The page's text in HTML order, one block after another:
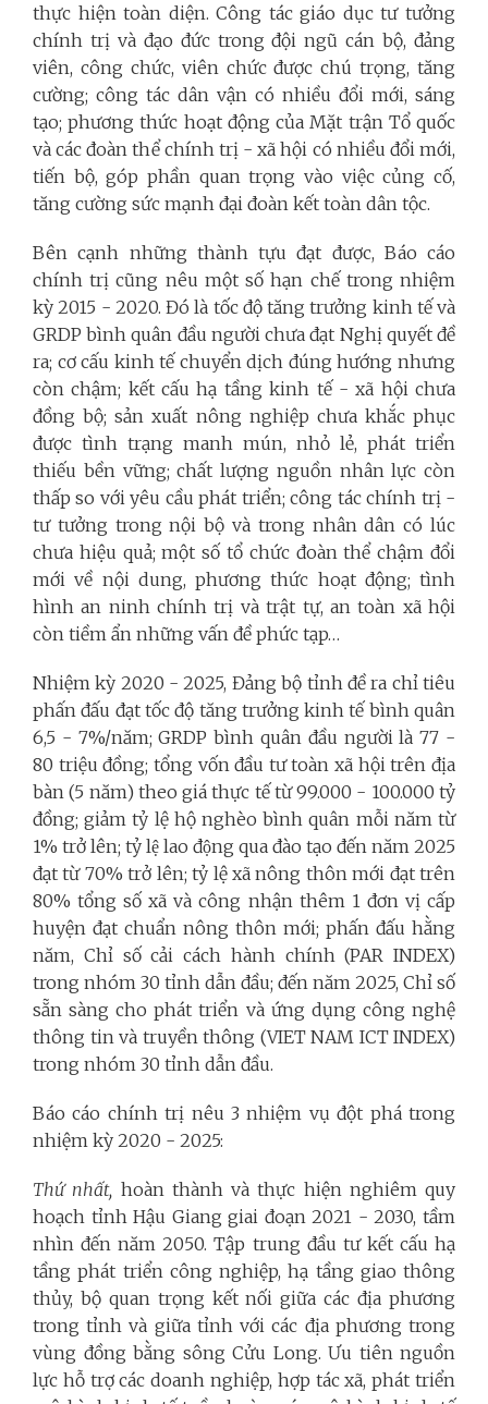
thực hiện toàn diện. Công tác giáo dục tư tưởng
chính trị và đạo đức trong đội ngũ cán bộ, đảng
viên, công chức, viên chức được chú trọng, tăng
cường; công tác dân vận có nhiều đổi mới, sáng
tạo; phương thức hoạt động của Mặt trận Tổ quốc
và các đoàn thể chính trị - xã hội có nhiều đổi mới,
tiến bộ, góp phần quan trọng vào việc củng cố,
tăng cường sức mạnh đại đoàn kết toàn dân tộc.
Bên cạnh những thành tựu đạt được, Báo cáo
chính trị cũng nêu một số hạn chế trong nhiệm
kỳ 2015 - 2020. Đó là tốc độ tăng trưởng kinh tế và
GRDP bình quân đầu người chưa đạt Nghị quyết đề
ra; cơ cấu kinh tế chuyển dịch đúng hướng nhưng
còn chậm; kết cấu hạ tầng kinh tế - xã hội chưa
đồng bộ; sản xuất nông nghiệp chưa khắc phục
được tình trạng manh mún, nhỏ lẻ, phát triển
thiếu bền vững; chất lượng nguồn nhân lực còn
thấp so với yêu cầu phát triển; công tác chính trị -
tư tưởng trong nội bộ và trong nhân dân có lúc
chưa hiệu quả; một số tổ chức đoàn thể chậm đổi
mới về nội dung, phương thức hoạt động; tình
hình an ninh chính trị và trật tự, an toàn xã hội
còn tiềm ẩn những vấn đề phức tạp…
Nhiệm kỳ 2020 - 2025, Đảng bộ tỉnh đề ra chỉ tiêu
phấn đấu đạt tốc độ tăng trưởng kinh tế bình quân
6,5 - 7%/năm; GRDP bình quân đầu người là 77 -
80 triệu đồng; tổng vốn đầu tư toàn xã hội trên địa
bàn (5 năm) theo giá thực tế từ 99.000 - 100.000 tỷ
đồng; giảm tỷ lệ hộ nghèo bình quân mỗi năm từ
1% trở lên; tỷ lệ lao động qua đào tạo đến năm 2025
đạt từ 70% trở lên; tỷ lệ xã nông thôn mới đạt trên
80% tổng số xã và công nhận thêm 1 đơn vị cấp
huyện đạt chuẩn nông thôn mới; phấn đấu hằng
năm, Chỉ số cải cách hành chính (PAR INDEX)
trong nhóm 30 tỉnh dẫn đầu; đến năm 2025, Chỉ số
sẵn sàng cho phát triển và ứng dụng công nghệ
thông tin và truyền thông (VIET NAM ICT INDEX)
trong nhóm 30 tỉnh dẫn đầu.
Báo cáo chính trị nêu 3 nhiệm vụ đột phá trong
nhiệm kỳ 2020 - 2025:
Thứ nhất, hoàn thành và thực hiện nghiêm quy
hoạch tỉnh Hậu Giang giai đoạn 2021 - 2030, tầm
nhìn đến năm 2050. Tập trung đầu tư kết cấu hạ
tầng phát triển công nghiệp, hạ tầng giao thông
thủy, bộ quan trọng kết nối giữa các địa phương
trong tỉnh và giữa tỉnh với các địa phương trong
vùng đồng bằng sông Cửu Long. Ưu tiên nguồn
lực hỗ trợ các doanh nghiệp, hợp tác xã, phát triển